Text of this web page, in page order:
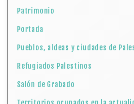
Patrimonio
Portada
Pueblos, aldeas y ciudades de
Refugiados Palestinos
Salón de Grabado